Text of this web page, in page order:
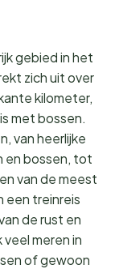
gebied in het
zich uit over
kilometer,
met bossen.
van heerlijke
en bossen, tot
van de meest
een treinreis
de rust en
meren in
of gewoon